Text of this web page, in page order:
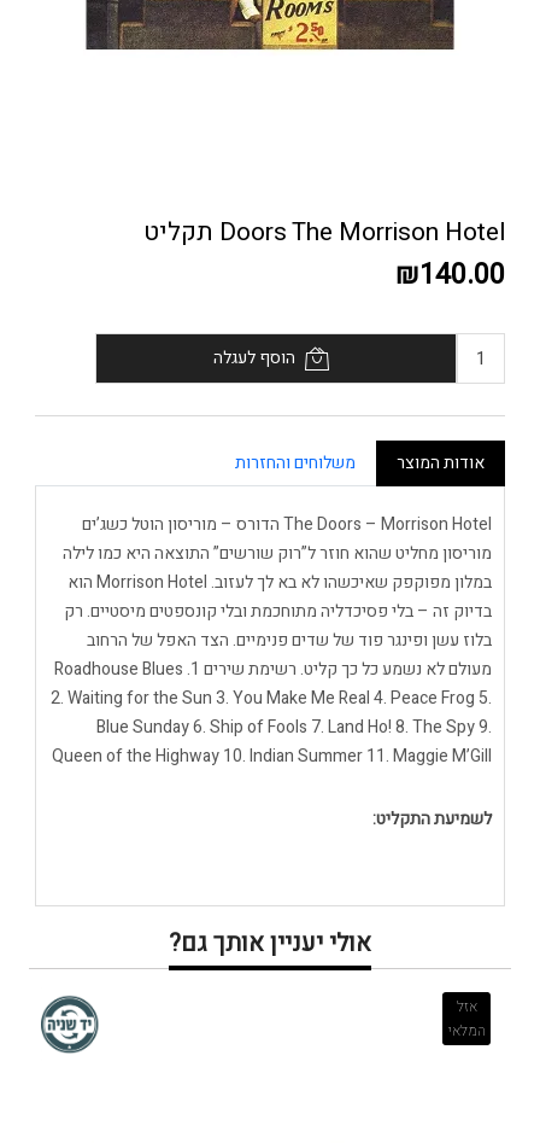
Doors The Morrison Hotel תקליט
₪140.00
הוסף לעגלה
אודות המוצר משלוחים והחזרות
The Doors – Morrison Hotel הדורס – מוריסון הוטל כשג’ים
מוריסון מחליט שהוא חוזר ל”רוק שורשים” התוצאה היא כמו לילה
במלון מפוקפק שאיכשהו לא בא לך לעזוב. Morrison Hotel הוא
בדיוק זה – בלי פסיכדליה מתוחכמת ובלי קונספטים מיסטיים. רק
בלוז עשן ופינגר פוד של שדים פנימיים. הצד האפל של הרחוב
מעולם לא נשמע כל כך קליט. רשימת שירים 1. Roadhouse Blues
2. Waiting for the Sun 3. You Make Me Real 4. Peace Frog 5.
Blue Sunday 6. Ship of Fools 7. Land Ho! 8. The Spy 9.
Queen of the Highway 10. Indian Summer 11. Maggie M’Gill
לשמיעת התקליט:
אולי יעניין אותך גם?
אזל
המלאי